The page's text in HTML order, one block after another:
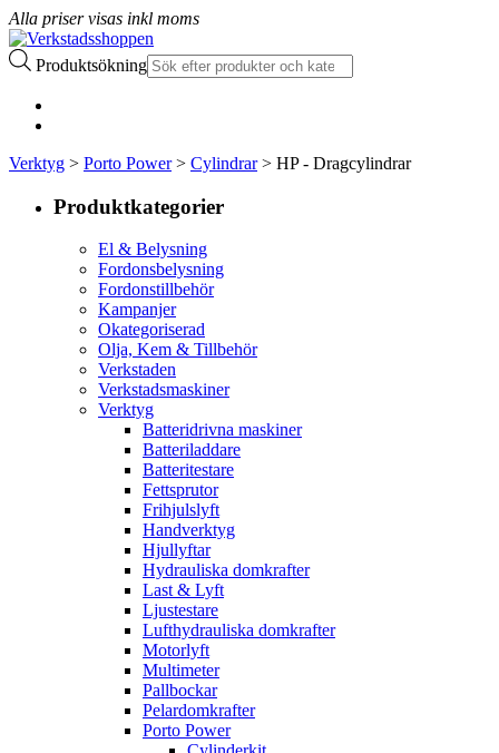
Alla priser visas inkl moms
Produktsökning
Verktyg > Porto Power> Cylindrar> HP - Dragcylindrar
Produktkategorier
El & Belysning
Fordonsbelysning
Fordonstillbehör
Kampanjer
Okategoriserad
Olja, Kem & Tillbehör
Verkstaden
Verkstadsmaskiner
Verktyg
Batteridrivna maskiner
Batteriladdare
Batteritestare
Fettsprutor
Frihjulslyft
Handverktyg
Hjullyftar
Hydrauliska domkrafter
Last & Lyft
Ljustestare
Lufthydrauliska domkrafter
Motorlyft
Multimeter
Pallbockar
Pelardomkrafter
Porto Power